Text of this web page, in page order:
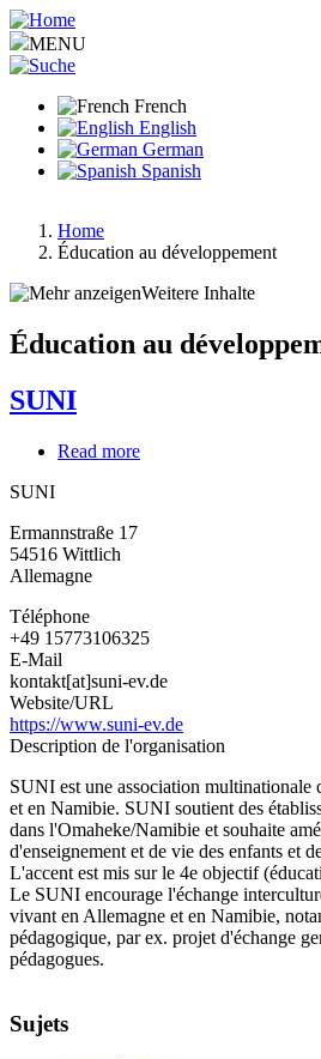
Aller
au
contenu
MENU
French
English
German
Spanish
Fil
d'Ariane
Home
Éducation au développement
Weitere Inhalte
Éducation au
SUNI
Read more
SUNI
Ermannstraße 17
54516 Wittlich
Allemagne
Téléphone
+49 15773106325
E-Mail
kontakt[at]suni-ev.de
Website/URL
https://www.suni-ev.de
Description de l'organisation
SUNI est une association multinationale
et en Namibie. SUNI soutient des
dans l'Omaheke/Namibie et souhaite
d'enseignement et de vie des enfants et
L'accent est mis sur le 4e objectif
Le SUNI encourage l'échange
vivant en Allemagne et en Namibie,
pédagogique, par ex. projet d'échange
pédagogues.
Sujets